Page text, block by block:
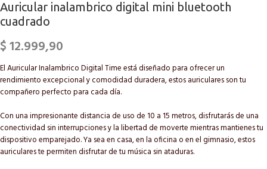
Auricular inalambrico digital mini bluetooth
cuadrado
$12.999,90
El Auricular Inalambrico Digital Time está diseñado para ofrecer un
rendimiento excepcional y comodidad duradera, estos auriculares son tu
compañero perfecto para cada día.
Con una impresionante distancia de uso de 10 a 15 metros, disfrutarás de una
conectividad sin interrupciones y la libertad de moverte mientras mantienes tu
dispositivo emparejado. Ya sea en casa, en la oficina o en el gimnasio, estos
auriculares te permiten disfrutar de tu música sin ataduras.